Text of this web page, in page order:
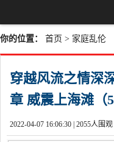
你的位置： 首页 > 家庭乱伦
穿越风流之情深
章 威震上海滩（5
2022-04-07 16:06:30 | 2055人围观 |